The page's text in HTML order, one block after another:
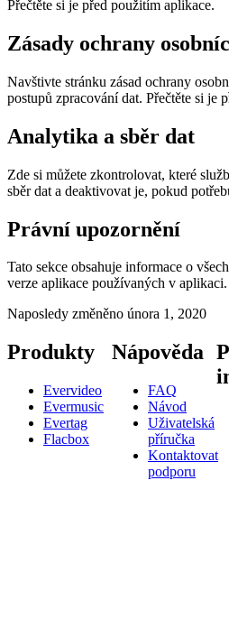
Přečtěte si je před použitím aplikace.
Zásady ochrany
Navštivte stránku zásad ochrany
postupů zpracování dat. Přečtěte si je
Analytika a sběr dat
Zde si můžete zkontrolovat, které
sběr dat a deaktivovat je, pokud
Právní upozornění
Tato sekce obsahuje informace o
verze aplikace používaných v aplikaci.
Naposledy změněno února 1, 2020
Produkty
Evervideo
Evermusic
Evertag
Flacbox
Nápověda
FAQ
Návod
Uživatelská
příručka
Kontaktovat
podporu